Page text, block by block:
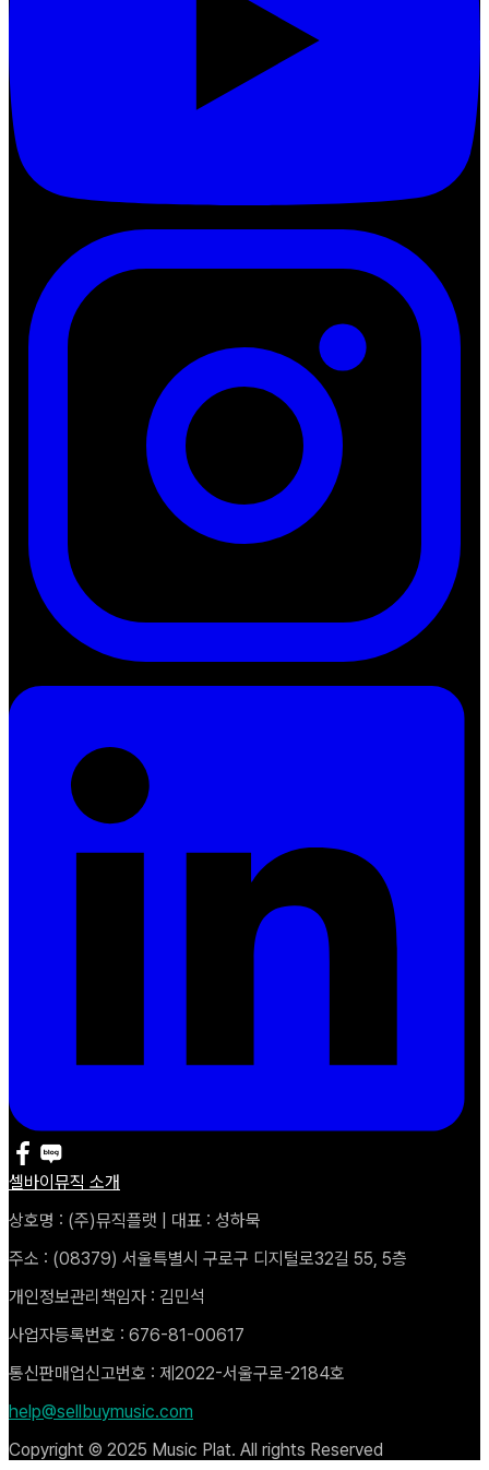
셀바이뮤직 소개
상호명 : (주)뮤직플랫 | 대표 : 성하묵
주소 : (08379) 서울특별시 구로구 디지털로32길 55, 5층
개인정보관리책임자 : 김민석
사업자등록번호 : 676-81-00617
통신판매업신고번호 : 제2022-서울구로-2184호
help@sellbuymusic.com
Copyright © 2025 Music Plat. All rights Reserved